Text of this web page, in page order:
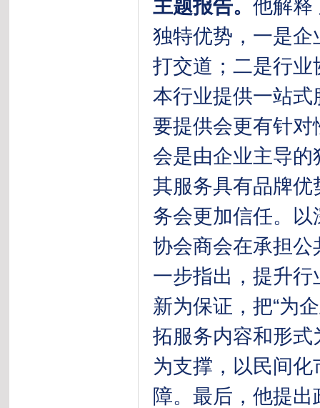
主题报告。 他解释
独特优势，一是
打交道；二是行
本行业提供一站
要提供会更有针
会是由企业主导
其服务具有品牌
务会更加信任。
协会商会在承担
一步指出，提升
新为保证，把“为
拓服务内容和形
为支撑，以民间
障。最后，他提